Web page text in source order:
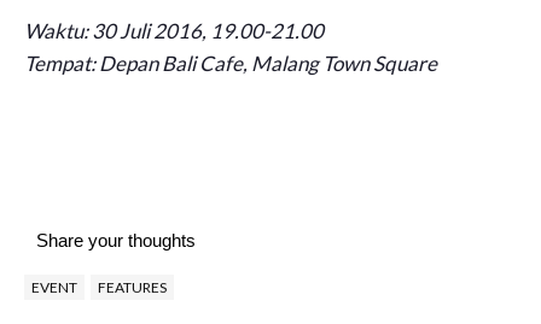
Waktu: 30 Juli 2016, 19.00-21.00
Tempat: Depan Bali Cafe, Malang Town Square
Share your thoughts
EVENT FEATURES